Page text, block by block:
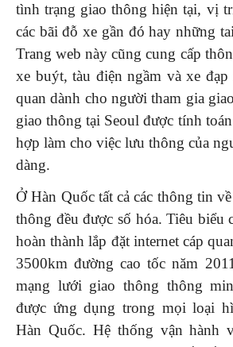
tình trạng giao thông hiện tại, vị
các bãi đỗ xe gần đó hay những
Trang web này cũng cung cấp
xe buýt, tàu điện ngầm và xe
quan dành cho người tham gia
giao thông tại Seoul được tính
hợp làm cho việc lưu thông của
dàng.
Ở Hàn Quốc tất cả các thông tin
thông đều được số hóa. Tiêu biểu
hoàn thành lắp đặt internet cáp
3500km đường cao tốc năm
mạng lưới giao thông thông
được ứng dụng trong mọi loại
Hàn Quốc. Hệ thống vận hành